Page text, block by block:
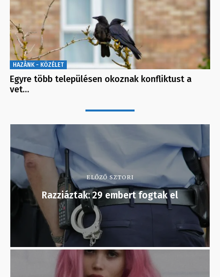
HAZÁNK - KÖZÉLET
Egyre több településen okoznak konfliktust a
vet…
ELŐZŐ SZTORI
Razziáztak: 29 embert fogtak el